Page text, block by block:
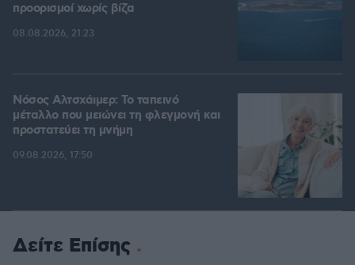
προορισμοί χωρίς βίζα
08.08.2026, 21:23
Νόσος Αλτσχάιμερ: Το ταπεινό
μέταλλο που μειώνει τη φλεγμονή και
προστατεύει τη μνήμη
09.08.2026, 17:50
Δείτε Επίσης